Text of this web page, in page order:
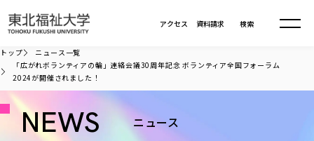
資料請求
アクセス 検索
大学について
学部・大学院
トップ
ニュース一覧
「広がれボランティアの輪」連絡会議30周年記念 ボランティア全国フォーラム
2024が開催されました！
NEWS ニュース